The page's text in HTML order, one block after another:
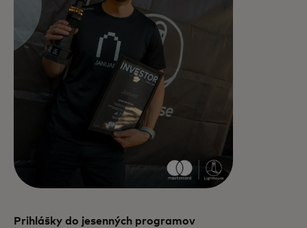
Prihlášky do jesenných programov